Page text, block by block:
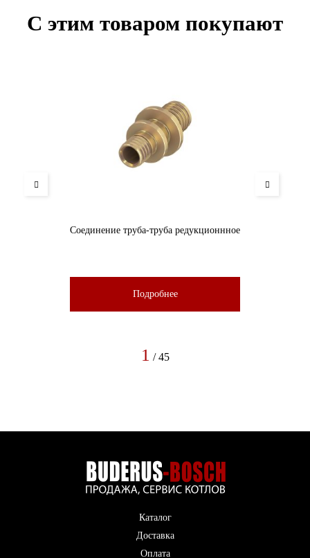
С этим товаром покупают
Соединение труба-труба редукционнное
Подробнее
1 / 45
Каталог
Доставка
Оплата